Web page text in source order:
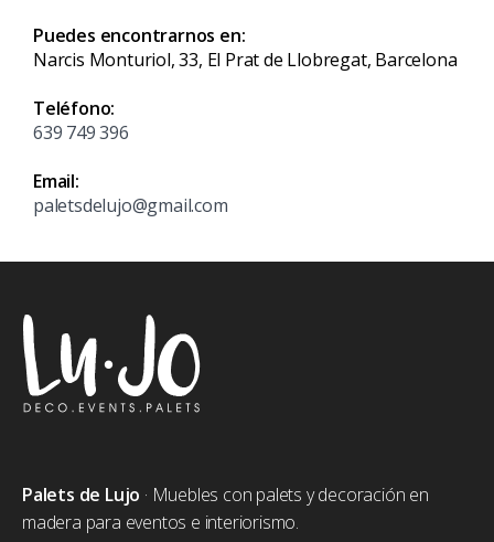
Puedes encontrarnos en:
Narcis Monturiol, 33, El Prat de Llobregat, Barcelona
Teléfono:
639 749 396
Email:
paletsdelujo@gmail.com
Palets de Lujo · Muebles con palets y decoración en
madera para eventos e interiorismo.